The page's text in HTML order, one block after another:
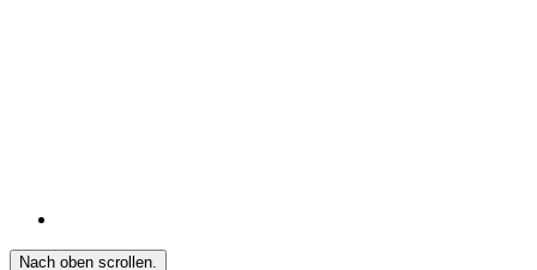
Nach oben scrollen.